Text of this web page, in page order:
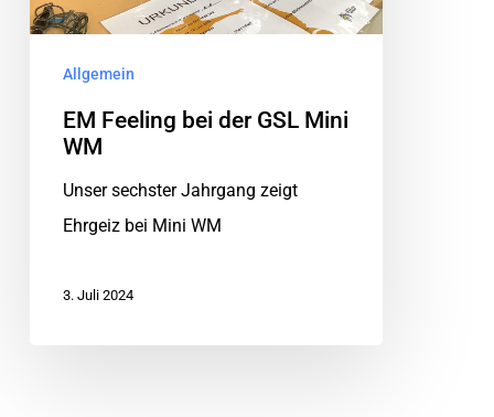
Allgemein
EM Feeling bei der GSL Mini
WM
Unser sechster Jahrgang zeigt
Ehrgeiz bei Mini WM
3. Juli 2024